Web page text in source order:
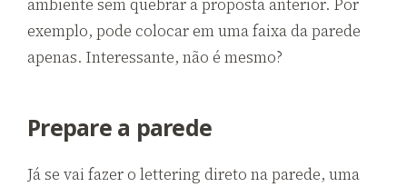
ambiente sem quebrar a proposta anterior. Por
exemplo, pode colocar em uma faixa da parede
apenas. Interessante, não é mesmo?
Prepare a parede
Já se vai fazer o lettering direto na parede, uma